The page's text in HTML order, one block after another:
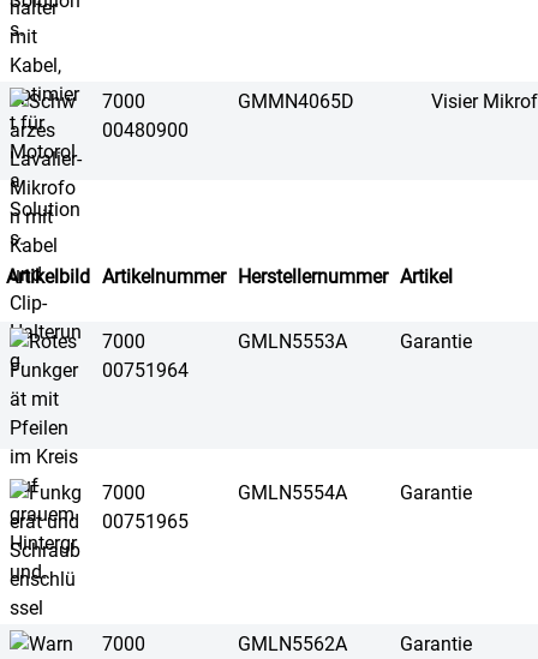
7000
00480900
GMMN4065D Visier
Artikelbild Artikelnummer Herstellernummer Artikel
7000
00751964
GMLN5553A Garantie
7000
00751965
GMLN5554A Garantie
7000
GMLN5562A Garantie